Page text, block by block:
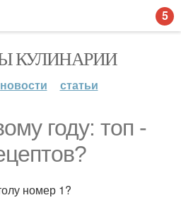
КУЛИНАРИИ
новости статьи
году: топ -
номер 1?
5